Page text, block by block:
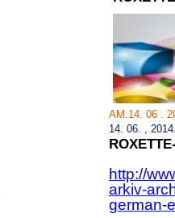
AM.14. 06 .
14. 06. ,
http://
arkiv-
german-